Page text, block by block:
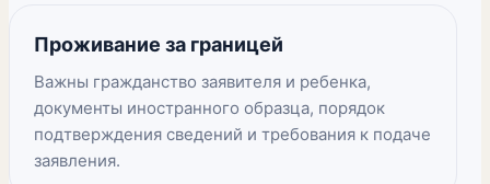
Проживание за границей
Важны гражданство заявителя и ребенка,
документы иностранного образца, порядок
подтверждения сведений и требования к подаче
заявления.